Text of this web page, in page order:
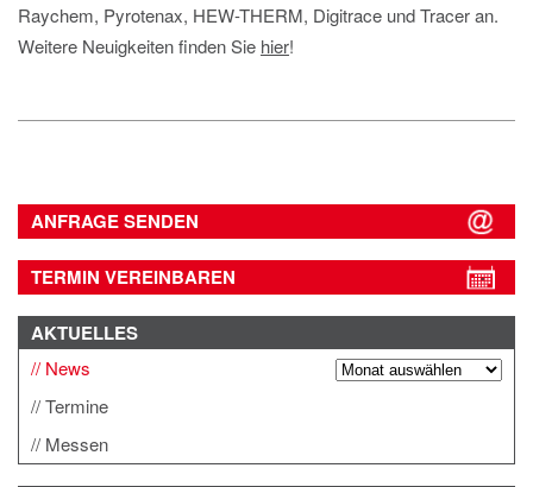
Raychem, Pyrotenax, HEW-THERM, Digitrace und Tracer an.
Weitere Neuigkeiten finden Sie hier!
ANFRAGE SENDEN
TERMIN VEREINBAREN
AKTUELLES
News
Termine
Messen